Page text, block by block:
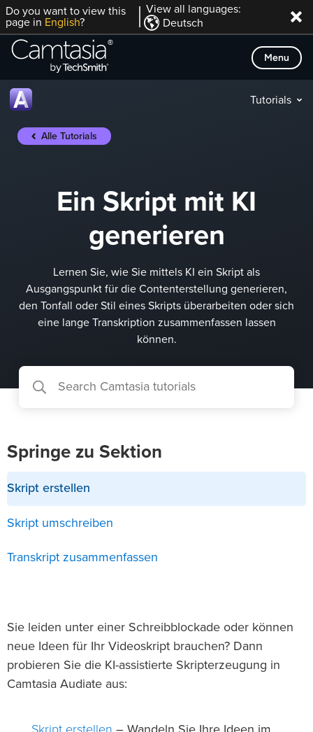
Direkt
zum
Inhalt
Do you want to view this
page in English?
View all languages:
Deutsch
Menu
Tutorials
Alle Tutorials
Ein Skript mit KI
generieren
Lernen Sie, wie Sie mittels KI ein Skript als
Ausgangspunkt für die Contenterstellung generieren,
den Tonfall oder Stil eines Skripts überarbeiten oder sich
eine lange Transkription zusammenfassen lassen
können.
Sie leiden unter einer Schreibblockade oder können
neue Ideen für Ihr Videoskript brauchen? Dann
probieren Sie die KI-assistierte Skripterzeugung in
Camtasia Audiate aus:
Springe zu Sektion
Skript erstellen
Skript umschreiben
Transkript zusammenfassen